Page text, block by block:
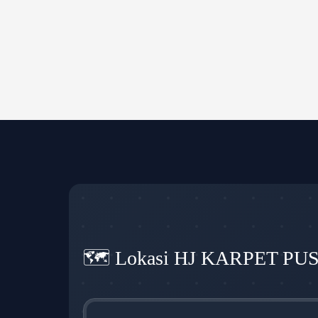
🗺️ Lokasi HJ KARPET